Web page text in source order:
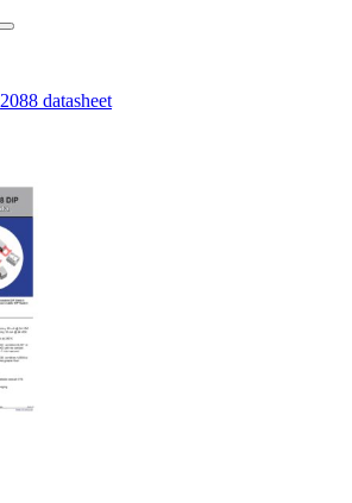
2088 datasheet